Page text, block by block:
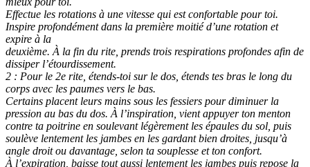
Effectue les rotations à une vitesse qui est confortable pour toi.
Inspire profondément dans la première moitié d’une rotation et
expire à la
deuxième. À la fin du rite, prends trois respirations profondes afin de
dissiper l’étourdissement.
2 : Pour le 2e rite, étends-toi sur le dos, étends tes bras le long du
corps avec les paumes vers le bas.
Certains placent leurs mains sous les fessiers pour diminuer la
pression au bas du dos. À l’inspiration, vient appuyer ton menton
contre ta poitrine en soulevant légèrement les épaules du sol, puis
soulève lentement les jambes en les gardant bien droites, jusqu’à
angle droit ou davantage, selon ta souplesse et ton confort.
À l’expiration, baisse tout aussi lentement les jambes puis repose la